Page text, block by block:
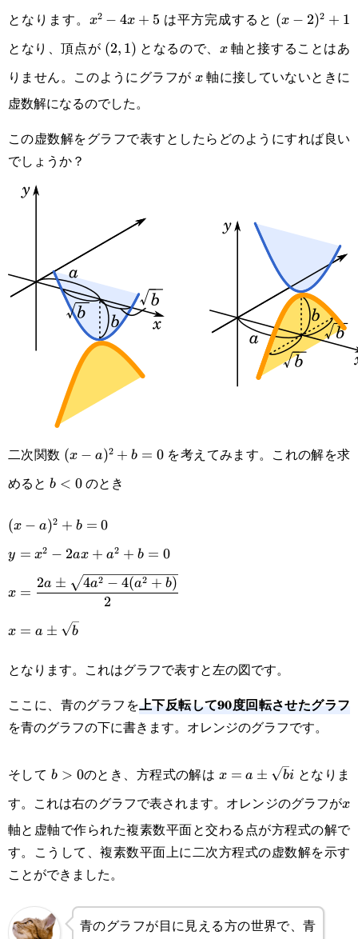
4x+5=0
i
となります。 x^2-
4x+5
x2 − 4x + 5 は平方完成すると (x-
2)^2+1
(x − 2)2 + 1
となり、頂点が (2,1)
(2, 1) となるので、 x
x軸と接することはあ
りません。このようにグラフが x
x軸に接していないときに
虚数解になるのでした。
この虚数解をグラフで表すとしたらどのようにすれば良い
でしょうか？
二次関数 (x-
a)^2+b=0
(x − a)2 + b = 0 を考えてみます。これの解を求
めると b<0
b < 0のとき
(x-a)^2+b=0\\y=x^2-
2ax+a^2+b=0\\\displaystyle
x=\frac{2a\pm\sqrt{4a^2-
{2}\\x=a\pm\sqrt{b}
(x − a)2 + b = 0
y = x2 − 2ax + a2 + b = 0
x =
2
2a ± 4a2 − 4(a2 + b)
x = a ± b
となります。これはグラフで表すと左の図です。
ここに、青のグラフを上下反転して90度回転させたグラフ
を青のグラフの下に書きます。オレンジのグラフです。
そして b>0
b > 0のとき、方程式の解は x=a\pm\sqrt{b}i
x = a ± bi となりま
す。これは右のグラフで表されます。オレンジのグラフがx
x
軸と虚軸で作られた複素数平面と交わる点が方程式の解で
す。こうして、複素数平面上に二次方程式の虚数解を示す
ことができました。
青のグラフが目に見える方の世界で、青